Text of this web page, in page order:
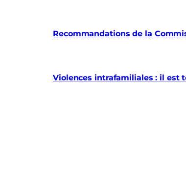
Recommandations de la
Violences intrafamiliales : il est